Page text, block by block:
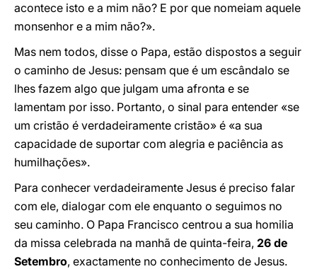
acontece isto e a mim não? E por que nomeiam aquele
monsenhor e a mim não?».
Mas nem todos, disse o Papa, estão dispostos a seguir
o caminho de Jesus: pensam que é um escândalo se
lhes fazem algo que julgam uma afronta e se
lamentam por isso. Portanto, o sinal para entender «se
um cristão é verdadeiramente cristão» é «a sua
capacidade de suportar com alegria e paciência as
humilhações».
Para conhecer verdadeiramente Jesus é preciso falar
com ele, dialogar com ele enquanto o seguimos no
seu caminho. O Papa Francisco centrou a sua homilia
da missa celebrada na manhã de quinta-feira, 26 de
Setembro, exactamente no conhecimento de Jesus.